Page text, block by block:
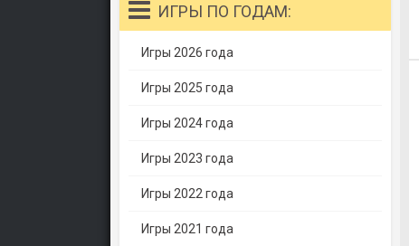
ИГРЫ ПО ГОДАМ:
Игры 2026 года
Игры 2025 года
Игры 2024 года
Игры 2023 года
Игры 2022 года
Игры 2021 года